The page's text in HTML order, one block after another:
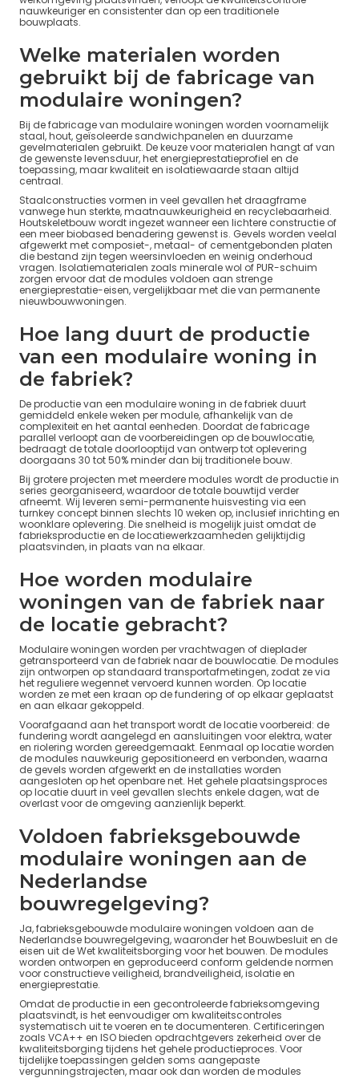
nauwkeuriger en consistenter dan op een traditionele
bouwplaats.
Welke materialen worden
gebruikt bij de fabricage van
modulaire woningen?
Bij de fabricage van modulaire woningen worden voornamelijk
staal, hout, geïsoleerde sandwichpanelen en duurzame
gevelmaterialen gebruikt. De keuze voor materialen hangt af van
de gewenste levensduur, het energieprestatieprofiel en de
toepassing, maar kwaliteit en isolatiewaarde staan altijd
centraal.
Staalconstructies vormen in veel gevallen het draagframe
vanwege hun sterkte, maatnauwkeurigheid en recyclebaarheid.
Houtskeletbouw wordt ingezet wanneer een lichtere constructie of
een meer biobased benadering gewenst is. Gevels worden veelal
afgewerkt met composiet-, metaal- of cementgebonden platen
die bestand zijn tegen weersinvloeden en weinig onderhoud
vragen. Isolatiematerialen zoals minerale wol of PUR-schuim
zorgen ervoor dat de modules voldoen aan strenge
energieprestatie-eisen, vergelijkbaar met die van permanente
nieuwbouwwoningen.
Hoe lang duurt de productie
van een modulaire woning in
de fabriek?
De productie van een modulaire woning in de fabriek duurt
gemiddeld enkele weken per module, afhankelijk van de
complexiteit en het aantal eenheden. Doordat de fabricage
parallel verloopt aan de voorbereidingen op de bouwlocatie,
bedraagt de totale doorlooptijd van ontwerp tot oplevering
doorgaans 30 tot 50% minder dan bij traditionele bouw.
Bij grotere projecten met meerdere modules wordt de productie in
series georganiseerd, waardoor de totale bouwtijd verder
afneemt. Wij leveren semi-permanente huisvesting via een
turnkey concept binnen slechts 10 weken op, inclusief inrichting en
woonklare oplevering. Die snelheid is mogelijk juist omdat de
fabrieksproductie en de locatiewerkzaamheden gelijktijdig
plaatsvinden, in plaats van na elkaar.
Hoe worden modulaire
woningen van de fabriek naar
de locatie gebracht?
Modulaire woningen worden per vrachtwagen of dieplader
getransporteerd van de fabriek naar de bouwlocatie. De modules
zijn ontworpen op standaard transportafmetingen, zodat ze via
het reguliere wegennet vervoerd kunnen worden. Op locatie
worden ze met een kraan op de fundering of op elkaar geplaatst
en aan elkaar gekoppeld.
Voorafgaand aan het transport wordt de locatie voorbereid: de
fundering wordt aangelegd en aansluitingen voor elektra, water
en riolering worden gereedgemaakt. Eenmaal op locatie worden
de modules nauwkeurig gepositioneerd en verbonden, waarna
de gevels worden afgewerkt en de installaties worden
aangesloten op het openbare net. Het gehele plaatsingsproces
op locatie duurt in veel gevallen slechts enkele dagen, wat de
overlast voor de omgeving aanzienlijk beperkt.
Voldoen fabrieksgebouwde
modulaire woningen aan de
Nederlandse
bouwregelgeving?
Ja, fabrieksgebouwde modulaire woningen voldoen aan de
Nederlandse bouwregelgeving, waaronder het Bouwbesluit en de
eisen uit de Wet kwaliteitsborging voor het bouwen. De modules
worden ontworpen en geproduceerd conform geldende normen
voor constructieve veiligheid, brandveiligheid, isolatie en
energieprestatie.
Omdat de productie in een gecontroleerde fabrieksomgeving
plaatsvindt, is het eenvoudiger om kwaliteitscontroles
systematisch uit te voeren en te documenteren. Certificeringen
zoals VCA++ en ISO bieden opdrachtgevers zekerheid over de
kwaliteitsborging tijdens het gehele productieproces. Voor
tijdelijke toepassingen gelden soms aangepaste
vergunningstrajecten, maar ook dan worden de modules